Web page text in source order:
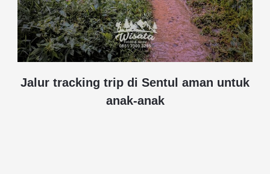
Jalur tracking trip di Sentul aman untuk
anak-anak